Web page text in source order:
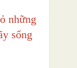
những
sống